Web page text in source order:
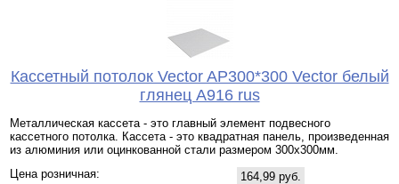
Кассетный потолок Vector AP300*300 Vector белый
глянец А916 rus
Металлическая кассета - это главный элемент подвесного
кассетного потолка. Кассета - это квадратная панель, произведенная
из алюминия или оцинкованной стали размером 300х300мм.
Цена розничная:
164,99 руб.